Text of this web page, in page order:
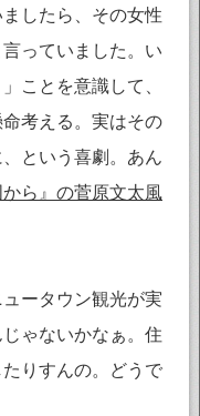
したら、その女性
っていました。い
ことを意識して、
考える。実はその
という喜劇。あん
から』の菅原文太風
ータウン観光が実
ゃないかなぁ。住
りすんの。どうで